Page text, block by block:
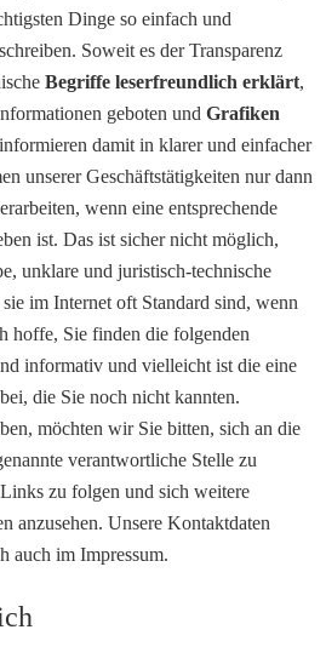
Dinge so einfach und
Soweit es der Transparenz
Begriffe leserfreundlich erklärt,
geboten und Grafiken
damit in klarer und einfacher
unserer Geschäftstätigkeiten nur dann
wenn eine entsprechende
ist. Das ist sicher nicht möglich,
unklare und juristisch-technische
im Internet oft Standard sind, wenn
hoffe, Sie finden die folgenden
informativ und vielleicht ist die eine
die Sie noch nicht kannten.
möchten wir Sie bitten, sich an die
verantwortliche Stelle zu
zu folgen und sich weitere
anzusehen. Unsere Kontaktdaten
auch im Impressum.